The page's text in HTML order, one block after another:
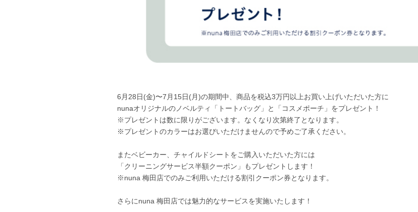
6月28日(金)〜7月15日(月)の期間中、商品を税込3万円以上お買い上げいただいた方に
nunaオリジナルのノベルティ「トートバッグ」と「コスメポーチ」をプレゼント！
※プレゼントは数に限りがございます。なくなり次第終了となります。
※プレゼントのカラーはお選びいただけませんので予めご了承ください。
またベビーカー、チャイルドシートをご購入いただいた方には
「クリーニングサービス半額クーポン」もプレゼントします！
※nuna 梅田店でのみご利用いただける割引クーポン券となります。
さらにnuna 梅田店では魅力的なサービスを実施いたします！